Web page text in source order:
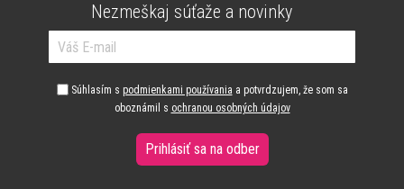
Nezmeškaj súťaže a novinky
Súhlasím s podmienkami používania a potvrdzujem, že som sa
oboznámil s ochranou osobných údajov
Prihlásiť sa na odber